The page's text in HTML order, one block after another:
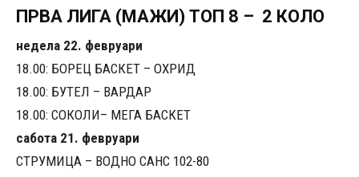
ПРВА ЛИГА (МАЖИ) TОП 8 – 2 КОЛО
недела 22. февруари
18.00: БОРЕЦ БАСКЕТ – ОХРИД
18.00: БУТЕЛ – ВАРДАР
18.00: СОКОЛИ– МЕГА БАСКЕТ
сабота 21. февруари
СТРУМИЦА – ВОДНО САНС 102-80